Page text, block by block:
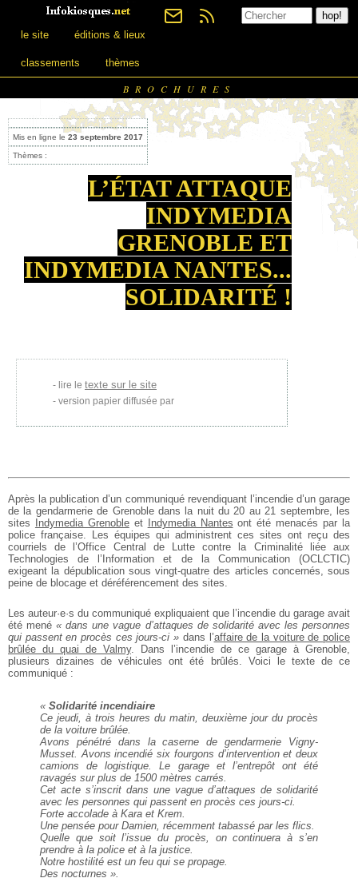
le site éditions & lieux
classements thèmes
BROCHURES
Mis en ligne le 23 septembre 2017
Thèmes :
L’ÉTAT ATTAQUE
INDYMEDIA
GRENOBLE ET
INDYMEDIA NANTES...
SOLIDARITÉ !
lire le texte sur le site
version papier diffusée par
Après la publication d’un communiqué revendiquant l’incendie d’un garage
de la gendarmerie de Grenoble dans la nuit du 20 au 21 septembre, les
sites
Indymedia Grenobleet Indymedia Nantes ont été menacés par la
police française. Les équipes qui administrent ces sites ont reçu des
courriels de l’Office Central de Lutte contre la Criminalité liée aux
Technologies de l’Information et de la Communication (OCLCTIC)
exigeant la dépublication sous vingt-quatre des articles concernés, sous
peine de blocage et déréférencement des sites.
Les auteur·e·s du communiqué expliquaient que l’incendie du garage avait
été mené« dans une vague d’attaques de solidarité avec les personnes
qui passent en procès ces jours-ci » dans l’affaire de la voiture de police
brûlée du quai de Valmy. Dans l’incendie de ce garage à Grenoble,
plusieurs dizaines de véhicules ont été brûlés. Voici le texte de ce
communiqué :
« Solidarité incendiaire
Ce jeudi, à trois heures du matin, deuxième jour du procès
de la voiture brûlée.
Avons pénétré dans la caserne de gendarmerie Vigny-
Musset. Avons incendié six fourgons d’intervention et deux
camions de logistique. Le garage et l’entrepôt ont été
ravagés sur plus de 1500 mètres carrés.
Cet acte s’inscrit dans une vague d’attaques de solidarité
avec les personnes qui passent en procès ces jours-ci.
Forte accolade à Kara et Krem.
Une pensée pour Damien, récemment tabassé par les flics.
Quelle que soit l’issue du procès, on continuera à s’en
prendre à la police et à la justice.
Notre hostilité est un feu qui se propage.
Des nocturnes ».